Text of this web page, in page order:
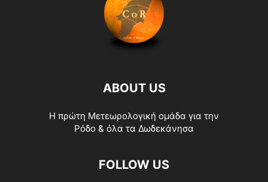
ABOUT US
Η πρώτη Μετεωρολογική ομάδα για την
Ρόδο & όλα τα Δωδεκάνησα
FOLLOW US